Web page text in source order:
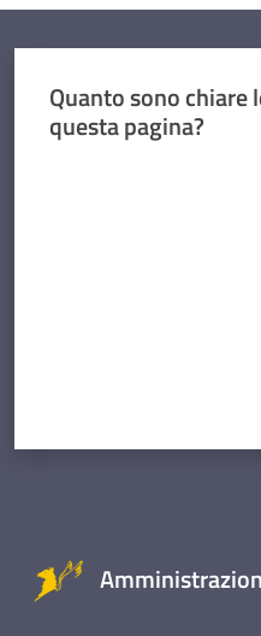
Quanto sono chiare
questa pagina?